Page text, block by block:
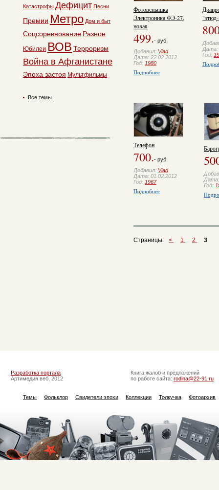
Фотовспышка
Электроника ФЭ-27,
новая
499.- руб.
Добавил: Vlad
Дата: 22.02.2012
Год: 1980
Подробнее
Дата:
Год:
Телефон
700.- руб.
Добавил: Vlad
Дата: 01.02.2012
Год: 1967
Подробнее
Год:
Страницы: < 1 2 3
Катастрофы Дефицит Песни
Премии Метро Дом и быт
Соцсоревнование Разное
Юбилеи ВОВ Терроризм
Война в Афганистане
Эпоха застоя Мультфильмы
Все темы
Разработка портала
Артимедия веб, 2012
Книга жалоб и предложений
по работе сайта: rodina@22-91.ru
Темы Фольклор Свидетели эпохи Коллекции Толкучка Фотоархив